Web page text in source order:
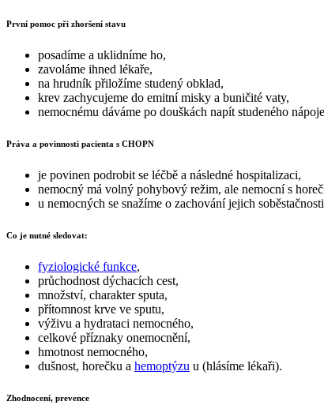
První pomoc při zhoršení stavu
posadíme a uklidníme ho,
zavoláme ihned lékaře,
na hrudník přiložíme studený obklad,
krev zachycujeme do emitní misky a buničité vaty,
nemocnému dáváme po douškách napít studeného
Práva a povinnosti pacienta s CHOPN
je povinen podrobit se léčbě a následné hospitalizaci,
nemocný má volný pohybový režim, ale nemocní s
u nemocných se snažíme o zachování jejich
Co je nutné sledovat:
fyziologické funkce,
průchodnost dýchacích cest,
množství, charakter sputa,
přítomnost krve ve sputu,
výživu a hydrataci nemocného,
celkové příznaky onemocnění,
hmotnost nemocného,
dušnost, horečku a hemoptýzu u (hlásíme lékaři).
Zhodnocení, prevence